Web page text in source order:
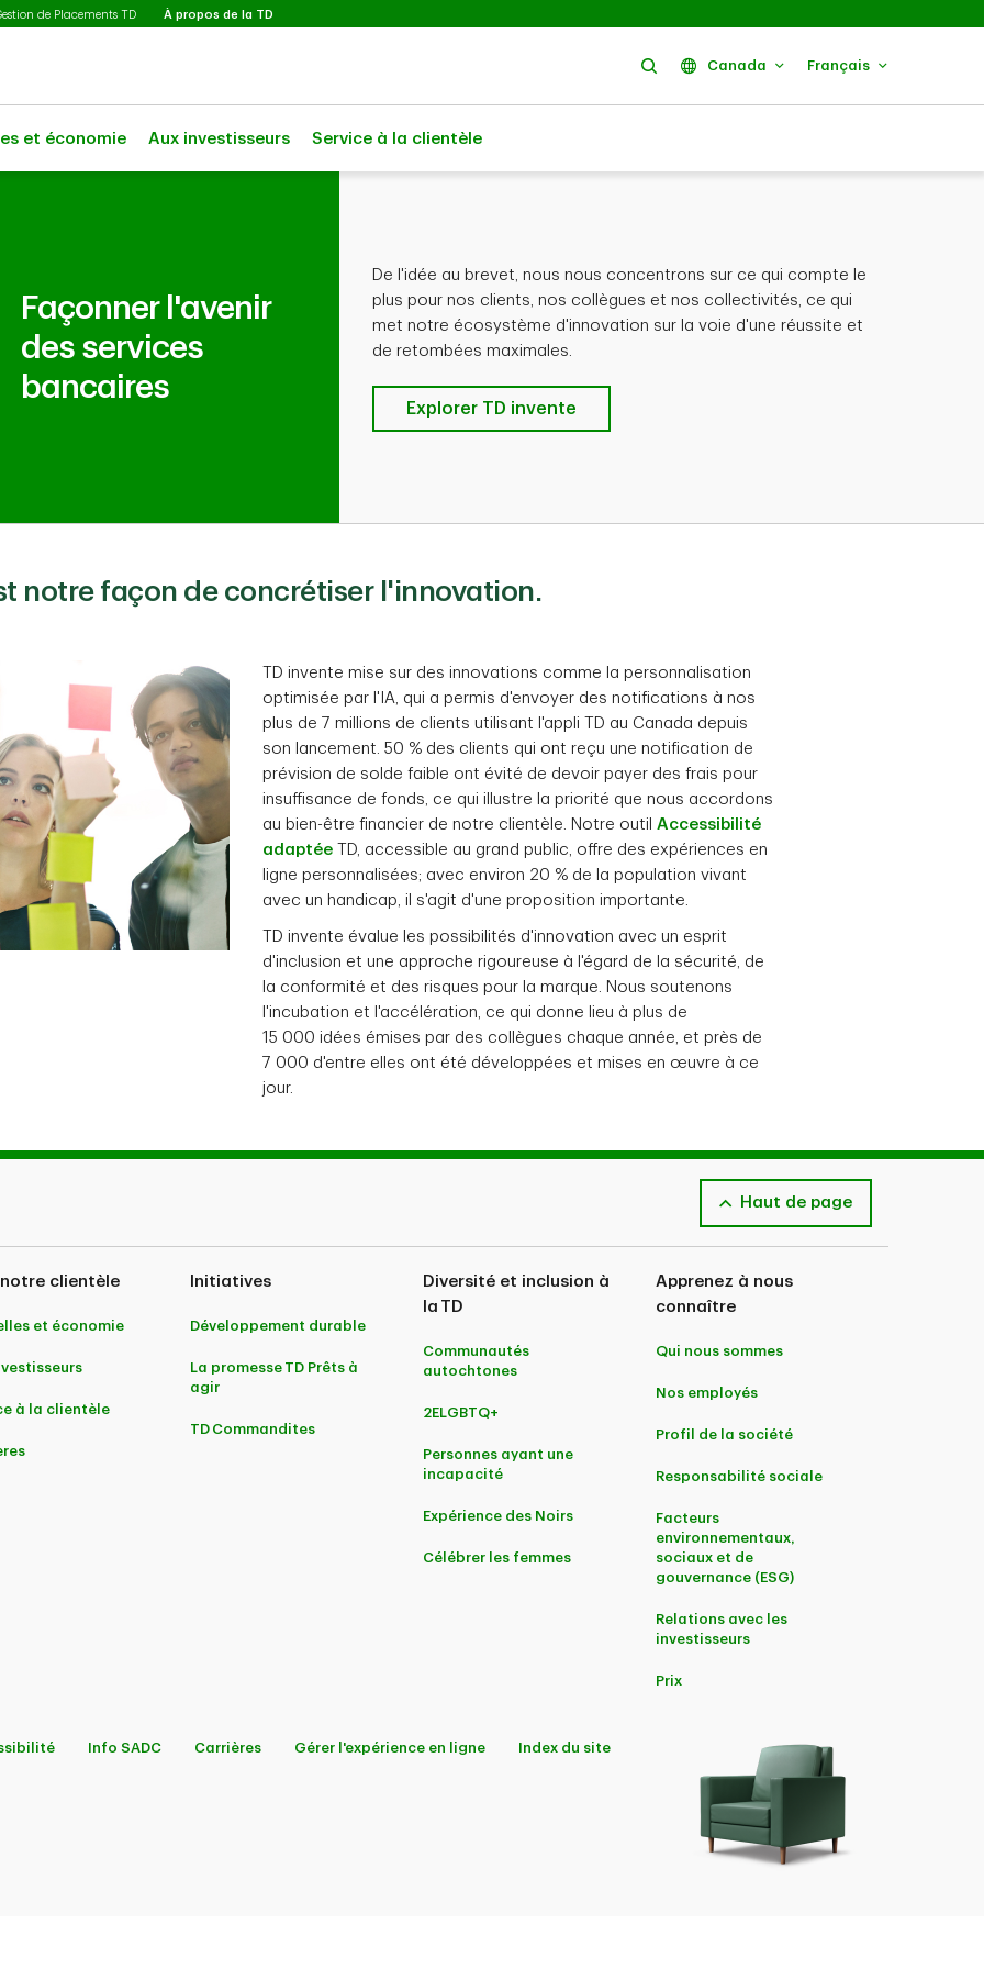
de Placements TD À propos de la TD
Rechercher
Canada Français
et économie Aux investisseurs Service à la clientèle
Façonner l'avenir
des services
bancaires
De l'idée au brevet, nous nous concentrons sur ce qui compte le
plus pour nos clients, nos collègues et nos collectivités, ce qui
met notre écosystème d'innovation sur la voie d'une réussite et
de retombées maximales.
Explorer TD invente
notre façon de concrétiser l'innovation.
TD invente mise sur des innovations comme la personnalisation
optimisée par l'IA, qui a permis d'envoyer des notifications à nos
plus de 7 millions de clients utilisant l'appli TD au Canada depuis
son lancement. 50 % des clients qui ont reçu une notification de
prévision de solde faible ont évité de devoir payer des frais pour
insuffisance de fonds, ce qui illustre la priorité que nous accordons
au bien-être financier de notre clientèle. Notre outil Accessibilité
adaptée TD, accessible au grand public, offre des expériences en
ligne personnalisées; avec environ 20 % de la population vivant
avec un handicap, il s'agit d'une proposition importante.
TD invente évalue les possibilités d'innovation avec un esprit
d'inclusion et une approche rigoureuse à l'égard de la sécurité, de
la conformité et des risques pour la marque. Nous soutenons
l'incubation et l'accélération, ce qui donne lieu à plus de
15 000 idées émises par des collègues chaque année, et près de
7 000 d'entre elles ont été développées et mises en œuvre à ce
jour.
Haut de page
clientèle
et économie
à la clientèle
Initiatives
Développement durable
La promesse TD Prêts à
agir
TD Commandites
Diversité et inclusion à
la TD
Communautés
autochtones
2ELGBTQ+
Personnes ayant une
incapacité
Expérience des Noirs
Célébrer les femmes
Apprenez à nous
connaître
Qui nous sommes
Nos employés
Profil de la société
Responsabilité sociale
Facteurs
environnementaux,
sociaux et de
gouvernance (ESG)
Relations avec les
investisseurs
Prix
Info SADC Carrières Gérer l'expérience en ligne Index du site